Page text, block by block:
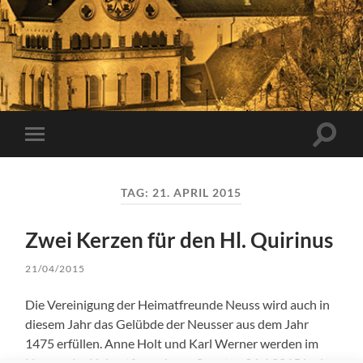
Mobile-
Menü
TAG: 21. APRIL 2015
Zwei Kerzen für den Hl. Quirinus
21/04/2015
Die Vereinigung der Heimatfreunde Neuss wird auch in
diesem Jahr das Gelübde der Neusser aus dem Jahr
1475 erfüllen. Anne Holt und Karl Werner werden im